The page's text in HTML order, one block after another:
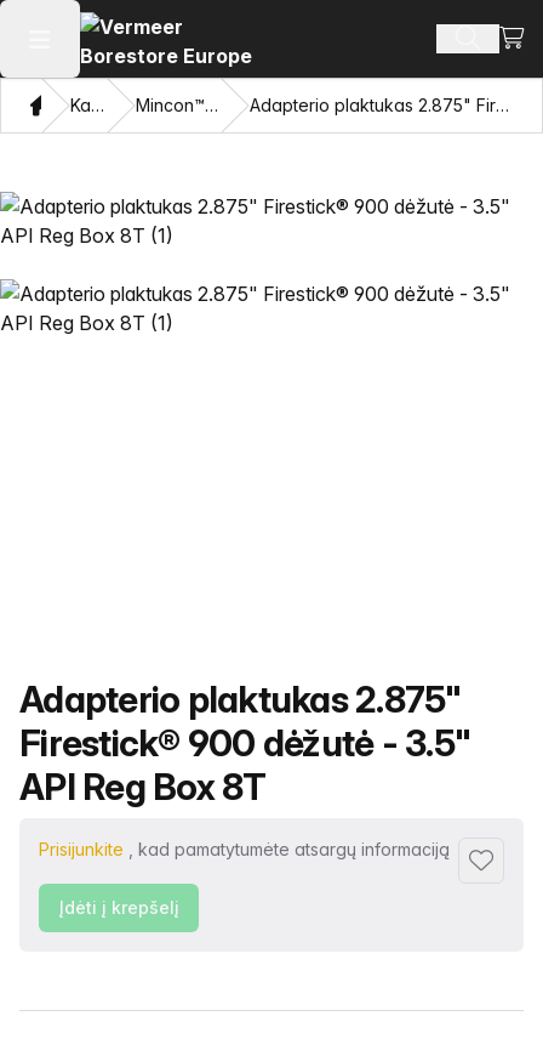
Atidaryti pagrindinį meniu Ieškoti
NamonKatalogas Mincon™ HDD plaktukai Adapterio plaktukas 2.875" Firestick® 900 dėžutė - 3.5" API Reg Box 8T
Produkto pavadinimas
Adapterio plaktukas 2.875"
Firestick® 900 dėžutė - 3.5"
API Reg Box 8T
Prisijunkite , kad pamatytumėte atsargų informaciją
Pridėti
Įdėti į krepšelį